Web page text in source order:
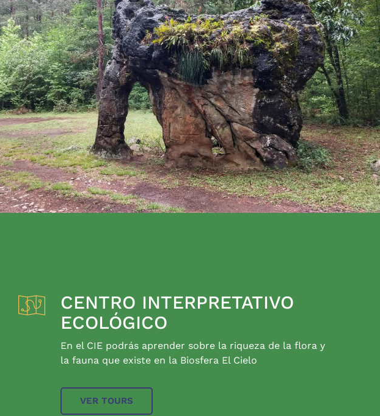
CENTRO INTERPRETATIVO
ECOLÓGICO
En el CIE podrás aprender sobre la riqueza de la flora y
la fauna que existe en la Biosfera El Cielo
VER TOURS